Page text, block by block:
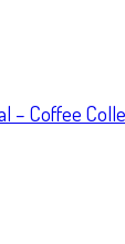
– Coffee